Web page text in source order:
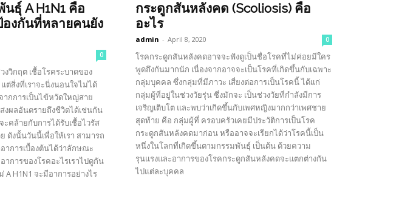
ธุ์ A H1N1 คือ
งกันที่หลายคนยัง
0
งวิกฤต เชื้อโรคระบาดของ
ต่สิ่งที่เราจะนิ่งนอนใจไม่ได้
ากการเป็นไข้หวัดใหญ่สาย
งผลอันตรายถึงชีวิตได้เช่นกัน
คล้ายกับการได้รับเชื้อไวรัส
ดังนั้นวันนี้เพื่อให้เรา สามารถ
าการเบื้องต้นได้ว่าลักษณะ
าการของโรคอะไรเราไปดูกัน
H1N1 จะมีอาการอย่างไร
กระดูกสันหลังคด (Scoliosis) คือ
อะไร
admin - April 8, 2020 0
โรคกระดูกสันหลังคดอาจจะฟังดูเป็นชื่อโรคที่ไม่ค่อยมีใคร
พูดถึงกันมากนัก เนื่องจากอาจจะเป็นโรคที่เกิดขึ้นกับเฉพาะ
กลุ่มบุคคล ซึ่งกลุ่มที่มีภาวะ เสี่ยงต่อการเป็นโรคนี้ ได้แก่
กลุ่มผู้ที่อยู่ในช่วงวัยรุ่น ซึ่งมักจะ เป็นช่วงวัยที่กำลังมีการ
เจริญเติบโต และพบว่าเกิดขึ้นกับเพศหญิงมากกว่าเพศชาย
สุดท้าย คือ กลุ่มผู้ที่ ครอบครัวเคยมีประวัติการเป็นโรค
กระดูกสันหลังคดมาก่อน หรืออาจจะเรียกได้ว่าโรคนี้เป็น
หนึ่งในโลกที่เกิดขึ้นตามกรรมพันธุ์ เป็นต้น ด้วยความ
รุนแรงและอาการของโรคกระดูกสันหลังคดจะแตกต่างกัน
ไปแต่ละบุคคล